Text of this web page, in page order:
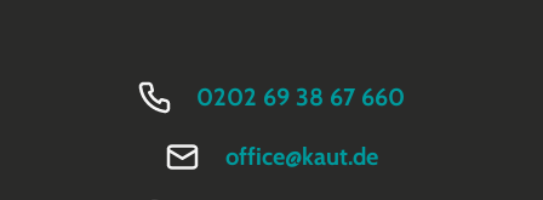
0202 69 38 67 660
office@kaut.de